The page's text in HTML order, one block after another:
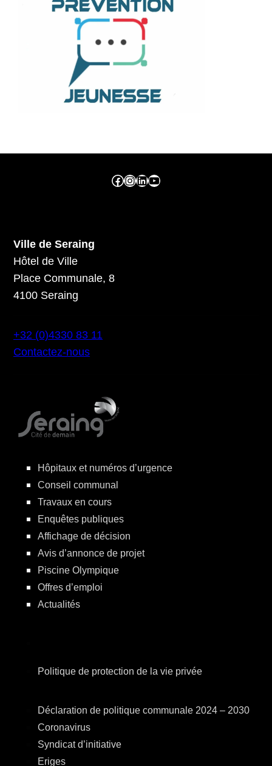
Facebook ville de seraing Instragram ville de seraing linkedin – ville de seraing YouTube
Ville de Seraing
Hôtel de Ville
Place Communale, 8
4100 Seraing
+32 (0)4330 83 11
Contactez-nous
Hôpitaux et numéros d’urgence
Conseil communal
Travaux en cours
Enquêtes publiques
Affichage de décision
Avis d’annonce de projet
Piscine Olympique
Offres d’emploi
Actualités
Politique de protection de la vie privée
Déclaration de politique communale 2024 – 2030
Coronavirus
Syndicat d’initiative
Eriges